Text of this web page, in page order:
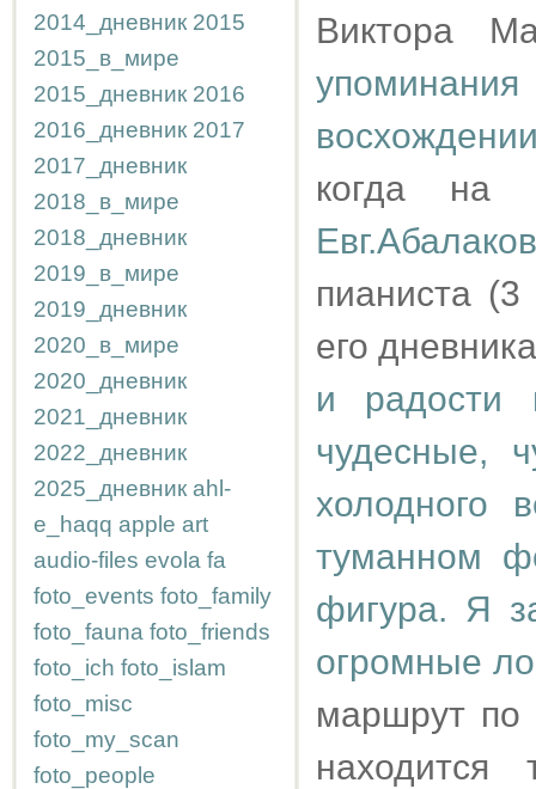
2014_дневник 2015
2015_в_мире
2015_дневник 2016
2016_дневник 2017
2017_дневник
2018_в_мире
2018_дневник
2019_в_мире
2019_дневник
2020_в_мире
2020_дневник
2021_дневник
2022_дневник
2025_дневник ahl-
e_haqq apple art
audio-files evola fa
foto_events foto_family
foto_fauna foto_friends
foto_ich foto_islam
foto_misc
foto_my_scan
foto_people
Виктора
упоминания
когда на
Евг.Абалаков
пианиста
его
и радости
чудесные,
холодного
туманном
фигура. Я
огромные
маршрут по
находится